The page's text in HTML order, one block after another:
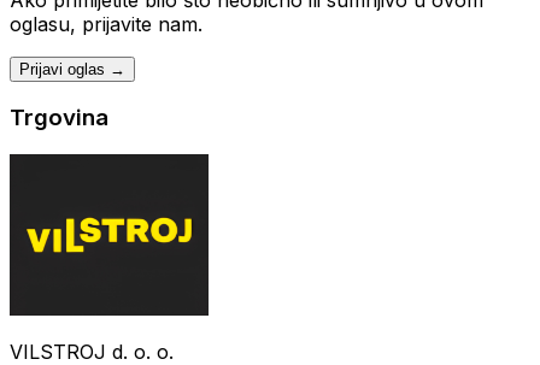
oglasu, prijavite nam.
Prijavi oglas →
Trgovina
VILSTROJ d. o. o.